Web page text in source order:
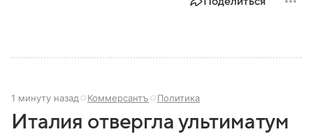
1 минуту назад Коммерсантъ Политика
Италия отвергла ультиматум